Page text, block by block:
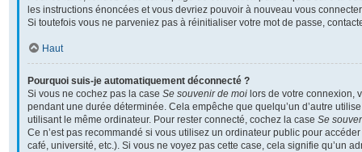
les instructions énoncées et vous devriez pouvoir à nouveau vous
Si toutefois vous ne parveniez pas à réinitialiser votre mot de passe,
Haut
Pourquoi suis-je automatiquement déconnecté ?
Si vous ne cochez pas la case Se souvenir de moi lors de votre connexion,
pendant une durée déterminée. Cela empêche que quelqu’un d’autre
utilisant le même ordinateur. Pour rester connecté, cochez la case Se
Ce n’est pas recommandé si vous utilisez un ordinateur public pour
café, université, etc.). Si vous ne voyez pas cette case, cela signifie qu’un